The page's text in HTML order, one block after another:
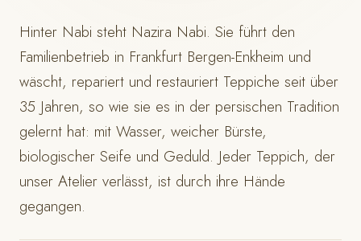
Hinter Nabi steht Nazira Nabi. Sie führt den
Familienbetrieb in Frankfurt Bergen-Enkheim und
wäscht, repariert und restauriert Teppiche seit über
35 Jahren, so wie sie es in der persischen Tradition
gelernt hat: mit Wasser, weicher Bürste,
biologischer Seife und Geduld. Jeder Teppich, der
unser Atelier verlässt, ist durch ihre Hände
gegangen.